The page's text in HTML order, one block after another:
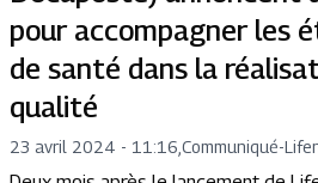
pour accompagner les
de santé dans la
qualité
23 avril 2024 - 11:16 Communiqué-